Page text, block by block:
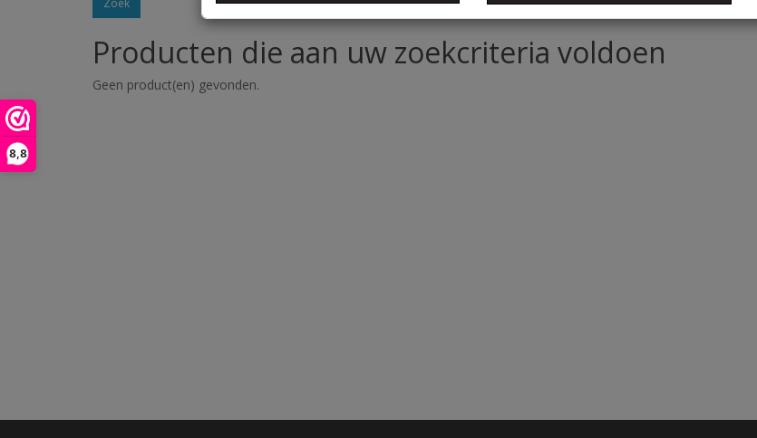
8,8
Producten die aan uw zoekcriteria voldoen
Geen product(en) gevonden.